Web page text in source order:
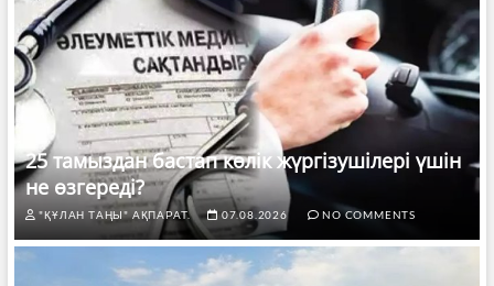
25 тамыздан бастап көлік жүргізушілері үшін
не өзгереді?
"ҚҰЛАН ТАҢЫ" АҚПАРАТ. 07.08.2026 NO COMMENTS